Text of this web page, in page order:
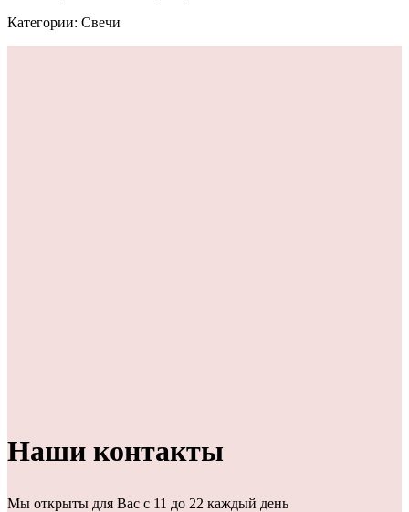
Категории: Свечи
Наши контакты
Мы открыты для Вас с 11 до 22 каждый день